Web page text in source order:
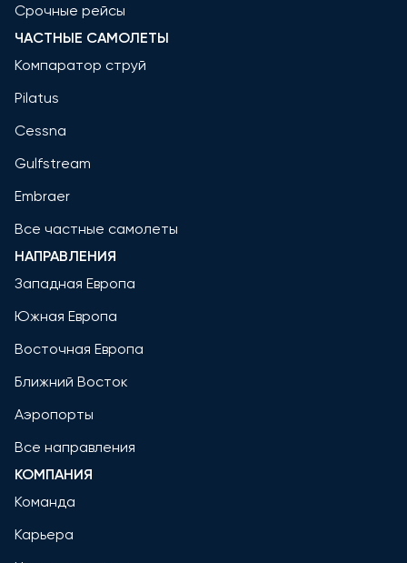
Срочные рейсы
ЧАСТНЫЕ САМОЛЕТЫ
Компаратор струй
Pilatus
Cessna
Gulfstream
Embraer
Все частные самолеты
НАПРАВЛЕНИЯ
Западная Европа
Южная Европа
Восточная Европа
Ближний Восток
Аэропорты
Все направления
КОМПАНИЯ
Команда
Карьера